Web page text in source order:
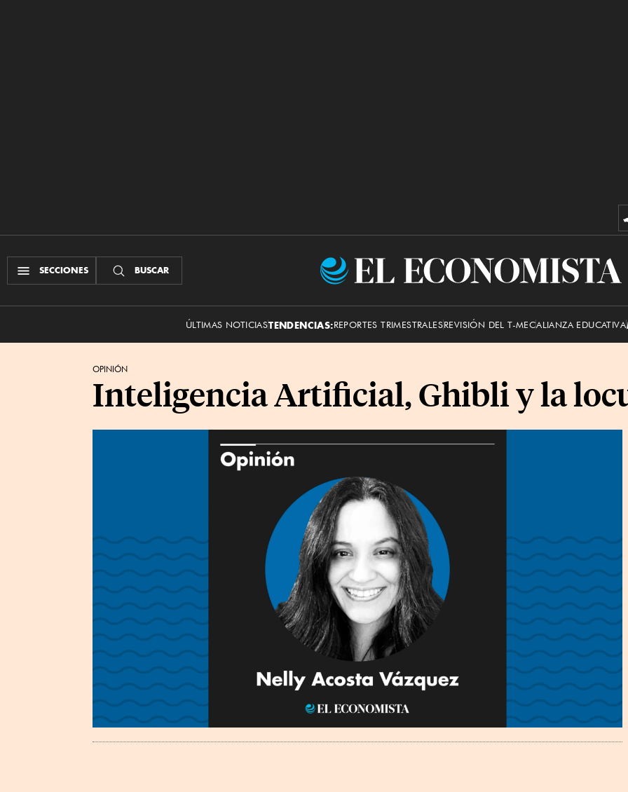
SECCIONES BUSCAR
El
ÚLTIMAS NOTICIASTENDENCIAS:REPORTES TRIMESTRALESREVISIÓN DEL T-MECALIANZA EDUCATIVA
OPINIÓN
Inteligencia Artificial, Ghibli y la